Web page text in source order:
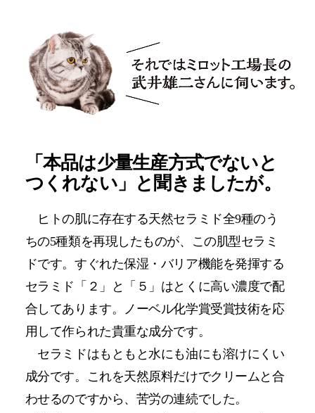
「本品は少量生産方式でないと
つくれない」と聞きましたが。
ヒトの肌に存在する天然セラミド全9種のう
ちの5種類を再現したものが、この肌型セラミ
ドです。すぐれた保湿・バリア機能を発揮する
セラミド「２」と「５」はとくに高い濃度で配
合してあります。ノーベル化学賞受賞技術を応
用して作られた貴重な成分です。
セラミドはもともと水にも油にも溶けにくい
成分です。これを天然原料だけでクリームと合
わせるのですから、苦労の連続でした。